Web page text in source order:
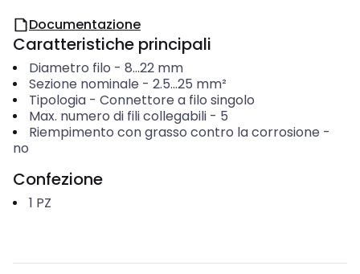
Documentazione
Caratteristiche principali
Diametro filo - 8...22 mm
Sezione nominale - 2.5...25 mm²
Tipologia- Connettore a filo singolo
Max. numero di fili collegabili- 5
Riempimento con grasso contro la corrosione -
no
Confezione
1 PZ